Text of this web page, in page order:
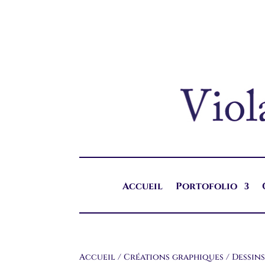
Accueil Portofolio
Accueil /Créations graphiques /